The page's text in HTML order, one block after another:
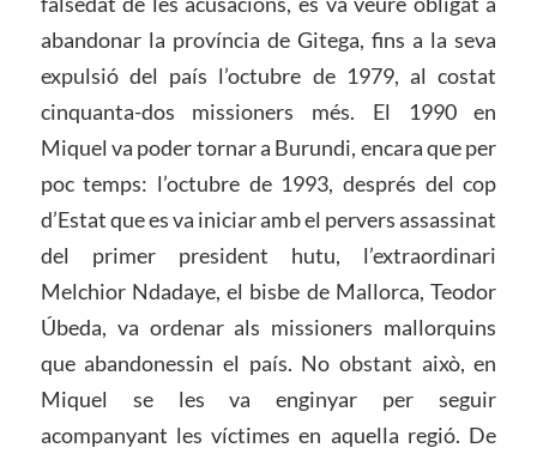
abandonar la província de Gitega, fins a la seva
expulsió del país l’octubre de 1979, al costat
cinquanta-dos missioners més. El 1990 en
Miquel va poder tornar a Burundi, encara que per
poc temps: l’octubre de 1993, després del cop
d’Estat que es va iniciar amb el pervers assassinat
del primer president hutu, l’extraordinari
Melchior Ndadaye, el bisbe de Mallorca, Teodor
Úbeda, va ordenar als missioners mallorquins
que abandonessin el país. No obstant això, en
Miquel se les va enginyar per seguir
acompanyant les víctimes en aquella regió. De